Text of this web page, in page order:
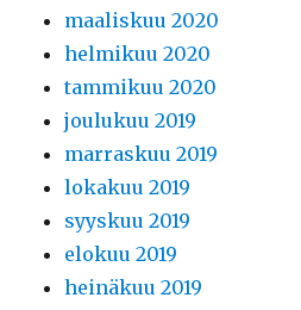
maaliskuu 2020
helmikuu 2020
tammikuu 2020
joulukuu 2019
marraskuu 2019
lokakuu 2019
syyskuu 2019
elokuu 2019
heinäkuu 2019